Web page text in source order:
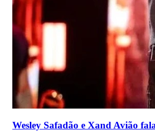
Wesley Safadão e Xand Avião